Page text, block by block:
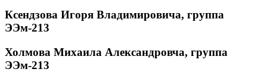
Ксендзова Игоря Владимировича, группа
ЭЭм-213
Холмова Михаила Александровча, группа
ЭЭм-213